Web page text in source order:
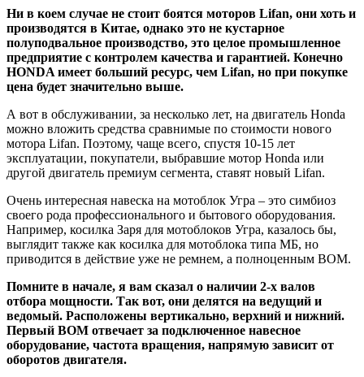
Ни в коем случае не стоит боятся моторов Lifan, они хоть и
производятся в Китае, однако это не кустарное
полуподвальное производство, это целое промышленное
предприятие с контролем качества и гарантией. Конечно
HONDA имеет больший ресурс, чем Lifan, но при покупке
цена будет значительно выше.
А вот в обслуживании, за несколько лет, на двигатель Honda
можно вложить средства сравнимые по стоимости нового
мотора Lifan. Поэтому, чаще всего, спустя 10-15 лет
эксплуатации, покупатели, выбравшие мотор Honda или
другой двигатель премиум сегмента, ставят новый Lifan.
Очень интересная навеска на мотоблок Угра – это симбиоз
своего рода профессионального и бытового оборудования.
Например, косилка Заря для мотоблоков Угра, казалось бы,
выглядит также как косилка для мотоблока типа МБ, но
приводится в действие уже не ремнем, а полноценным ВОМ.
Помните в начале, я вам сказал о наличии 2-х валов
отбора мощности. Так вот, они делятся на ведущий и
ведомый. Расположены вертикально, верхний и нижний.
Первый ВОМ отвечает за подключенное навесное
оборудование, частота вращения, напрямую зависит от
оборотов двигателя.